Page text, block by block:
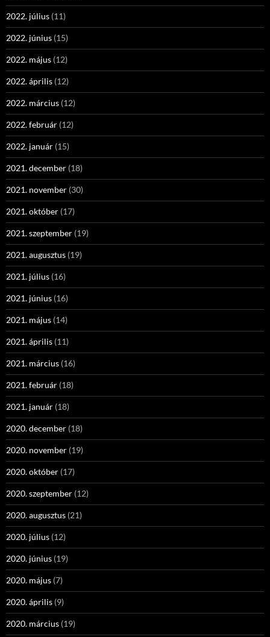
2022. július (11)
2022. június (15)
2022. május (12)
2022. április (12)
2022. március (12)
2022. február (12)
2022. január (15)
2021. december (18)
2021. november (30)
2021. október (17)
2021. szeptember (19)
2021. augusztus (19)
2021. július (16)
2021. június (16)
2021. május (14)
2021. április (11)
2021. március (16)
2021. február (18)
2021. január (18)
2020. december (18)
2020. november (19)
2020. október (17)
2020. szeptember (12)
2020. augusztus (21)
2020. július (12)
2020. június (19)
2020. május (7)
2020. április (9)
2020. március (19)